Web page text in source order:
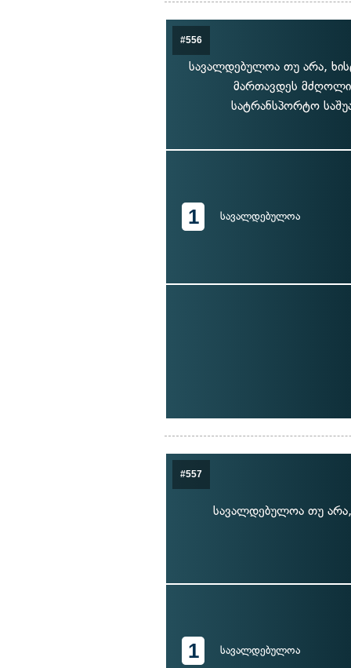
#556
სავალდებულოა თუ არა,
მართავდეს
სატრანსპორტო
1 სავალდებულოა
#557
სავალდებულოა თუ არა,
1 სავალდებულოა